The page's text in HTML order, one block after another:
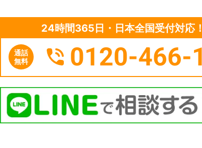
24時間365日・日本全国受付対応
通話
無料
0120-466-